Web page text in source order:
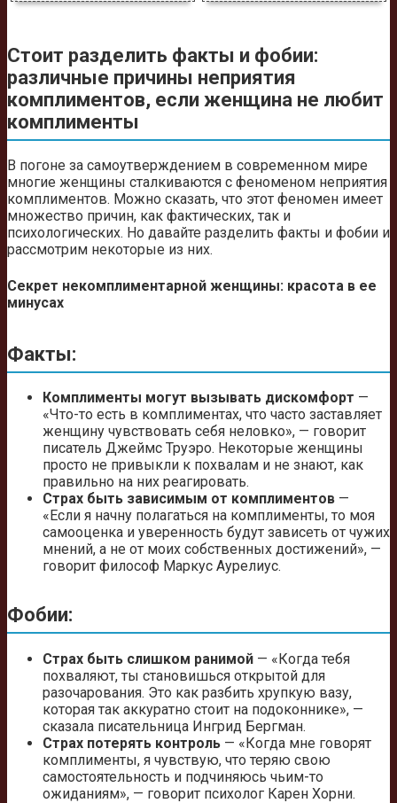
Стоит разделить факты и фобии:
различные причины неприятия
комплиментов, если женщина не любит
комплименты
В погоне за самоутверждением в современном мире
многие женщины сталкиваются с феноменом неприятия
комплиментов. Можно сказать, что этот феномен имеет
множество причин, как фактических, так и
психологических. Но давайте разделить факты и фобии и
рассмотрим некоторые из них.
Секрет некомплиментарной женщины: красота в ее
минусах
Факты:
Комплименты могут вызывать дискомфорт —
«Что-то есть в комплиментах, что часто заставляет
женщину чувствовать себя неловко», — говорит
писатель Джеймс Труэро. Некоторые женщины
просто не привыкли к похвалам и не знают, как
правильно на них реагировать.
Страх быть зависимым от комплиментов —
«Если я начну полагаться на комплименты, то моя
самооценка и уверенность будут зависеть от чужих
мнений, а не от моих собственных достижений», —
говорит философ Маркус Аурелиус.
Фобии:
Страх быть слишком ранимой — «Когда тебя
похваляют, ты становишься открытой для
разочарования. Это как разбить хрупкую вазу,
которая так аккуратно стоит на подоконнике», —
сказала писательница Ингрид Бергман.
Страх потерять контроль — «Когда мне говорят
комплименты, я чувствую, что теряю свою
самостоятельность и подчиняюсь чьим-то
ожиданиям», — говорит психолог Карен Хорни.